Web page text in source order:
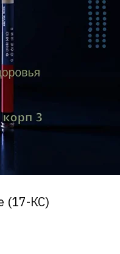
(17-КС)